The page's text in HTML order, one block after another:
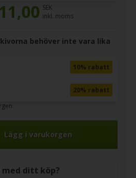
SEK
inkl. moms
behöver inte vara lika
10% rabatt
20% rabatt
med ditt köp?